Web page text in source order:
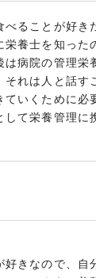
ることが好き
栄養士を知った
は病院の管理栄
れは人と話す
ていくために必
して栄養管理に
好きなので、自